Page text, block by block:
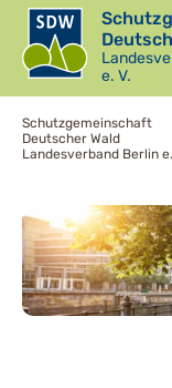
e. V.
Schutzgemeinschaft
Deutscher Wald
Landesverband Berlin